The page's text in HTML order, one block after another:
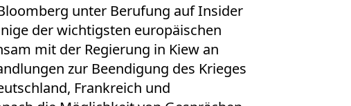
unter Berufung auf Insider
der wichtigsten europäischen
mit der Regierung in Kiew an
zur Beendigung des Krieges
Frankreich und